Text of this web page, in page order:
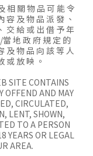
相 關 物 品 可 能 令
容 及 物 品 派 發 、
交 給 或 出 借 予 年
地 政 府 規 定 的
及 物 品 向 該 等 人
或 放 映 。
SITE CONTAINS
OFFEND AND MAY
CIRCULATED,
LENT, SHOWN,
TO A PERSON
YEARS OR LEGAL
AREA.